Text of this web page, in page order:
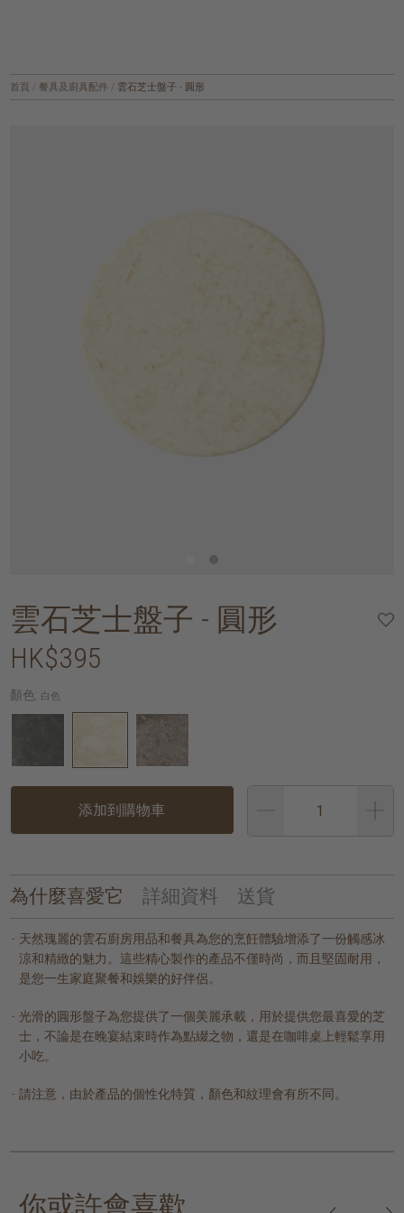
首頁 / 餐具及廚具配件 / 雲石芝士盤子 - 圓形
雲石芝士盤子 - 圓形
HK$395
顏色: 白色
添加到購物車
為什麼喜愛它 詳細資料 送貨
天然瑰麗的雲石廚房用品和餐具為您的烹飪體驗增添了一份觸感冰
涼和精緻的魅力。這些精心製作的產品不僅時尚，而且堅固耐用，
是您一生家庭聚餐和娛樂的好伴侶。
光滑的圓形盤子為您提供了一個美麗承載，用於提供您最喜愛的芝
士，不論是在晚宴結束時作為點綴之物，還是在咖啡桌上輕鬆享用
小吃。
請注意，由於產品的個性化特質，顏色和紋理會有所不同。
你或許會喜歡